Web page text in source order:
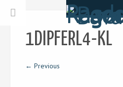
1DIPFERL4-KL
← Previous